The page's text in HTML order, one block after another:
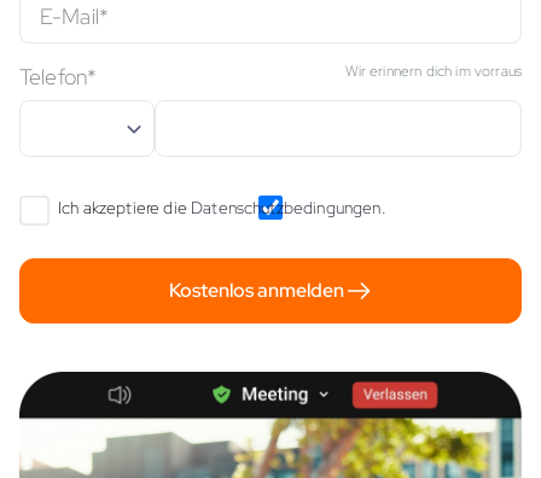
E-Mail*
Telefon* Wir erinnern dich im vorraus
Ich akzeptiere die Datenschutzbedingungen.
Kostenlos anmelden